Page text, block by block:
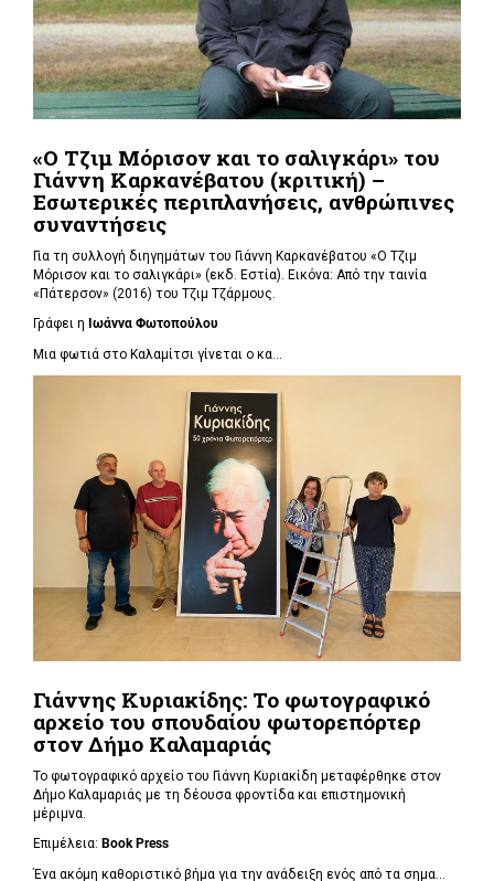
«Ο Τζιμ Μόρισον και το σαλιγκάρι» του
Γιάννη Καρκανέβατου (κριτική) –
Εσωτερικές περιπλανήσεις, ανθρώπινες
συναντήσεις
Για τη συλλογή διηγημάτων του Γιάννη Καρκανέβατου «Ο Τζιμ
Μόρισον και το σαλιγκάρι» (εκδ. Εστία). Εικόνα: Από την ταινία
«Πάτερσον» (2016) του Τζιμ Τζάρμους.
Γράφει η Ιωάννα Φωτοπούλου
Μια φωτιά στο Καλαμίτσι γίνεται ο κα...
Γιάννης Κυριακίδης: Το φωτογραφικό
αρχείο του σπουδαίου φωτορεπόρτερ
στον Δήμο Καλαμαριάς
Το φωτογραφικό αρχείο του Γιάννη Κυριακίδη μεταφέρθηκε στον
Δήμο Καλαμαριάς με τη δέουσα φροντίδα και επιστημονική
μέριμνα.
Επιμέλεια: Book Press
Ένα ακόμη καθοριστικό βήμα για την ανάδειξη ενός από τα σημα...